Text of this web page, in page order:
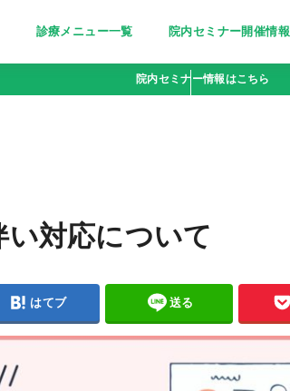
診療メニュー一覧
美しく清潔な印象に～医療脱毛～
栄養療法［分子栄養学外来］
妊活サポート
忙しい女性の美の追求に～トリニ
ピーリング〜小じわ・くすみにお
若々しい輝きをいつまでも～高濃
点滴bar [ビタミン注射・点滴］
疲れやすい体に栄養を～にんにく
院内セミナー開催情報
院内セミナー情報はこちら
対応について
はてブ 送る